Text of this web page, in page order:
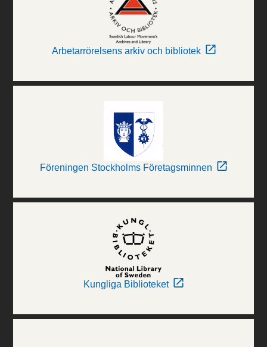
Arbetarrörelsens arkiv och bibliotek
Föreningen Stockholms Företagsminnen
Kungliga Biblioteket